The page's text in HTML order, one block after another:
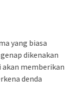
yang biasa
dikenakan
memberikan
denda